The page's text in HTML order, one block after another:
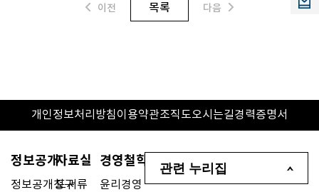
이전 목록 다음
개인정보처리방침이용약관조직도오시는길경력증명서
정보공개
정보공개청구
자료실
도서류
경영철학
윤리경영
관련 누리집